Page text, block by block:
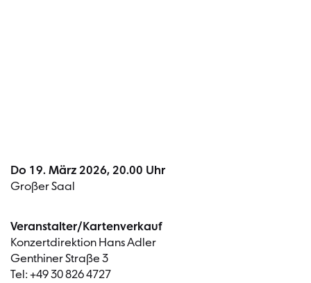
Do 19. März 2026, 20.00 Uhr
Großer Saal
Veranstalter/Kartenverkauf
Konzertdirektion Hans Adler
Genthiner Straße 3
Tel: +49 30 826 4727